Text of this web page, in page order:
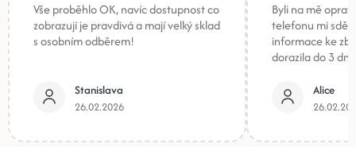
Vše proběhlo OK, navíc dostupnost co
zobrazují je pravdivá a mají velký sklad
s osobním odběrem!
Stanislava
26.02.2026
Byli na mě
telefonu mi
informace ke
dorazila do 3
Alice